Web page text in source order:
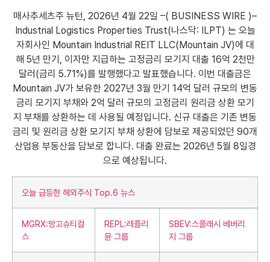
매사추세츠주 뉴턴, 2026년 4월 22일 –( BUSINESS WIRE )–
Industrial Logistics Properties Trust(나스닥: ILPT) 는 오늘
자회사인 Mountain Industrial REIT LLC(Mountain JV)에 대
해 5년 만기, 이자만 지급하는 고정금리 모기지 대출 16억 2천만
달러(금리 5.71%)를 발행했다고 발표했습니다. 이번 대출금은
Mountain JV가 보유한 2027년 3월 만기 14억 달러 규모의 변동
금리 모기지 부채와 2억 달러 규모의 고정금리 원리금 상환 모기
지 부채를 상환하는 데 사용될 예정입니다. 신규 대출은 기존 변동
금리 및 원리금 상환 모기지 부채 상환에 담보로 제공되었던 90개
산업용 부동산을 담보로 합니다. 대출 완료는 2026년 5월 8일경
으로 예상됩니다.
오늘 급등한 해외주식 Top.6 뉴스
MGRX:망고슈티컬
스
REPL:레플리
뮨 그룹
SBEV:스플래시 베버리
지 그룹